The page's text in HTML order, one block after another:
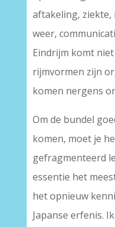
aftakeling,
weer,
Eindrijm komt
rijmvormen zijn
komen nergens
Om de bundel
komen, moet je
gefragmenteerd
essentie het
het opnieuw
Japanse erfenis.